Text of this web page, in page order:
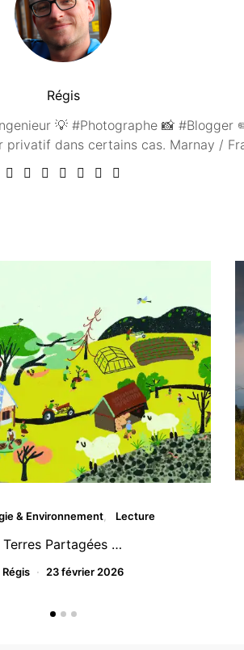
Régis
💡 #Photographe 📸
privatif dans certains cas. Marnay /
& Environnement Lecture
Terres Partagées …
Régis 23 février 2026